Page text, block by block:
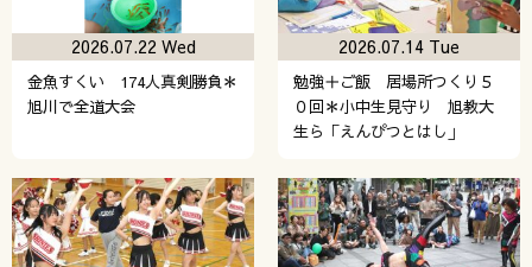
金魚すくい 174人真剣勝負＊
旭川で全道大会
2026.07.22 Wed
勉強＋ご飯 居場所つくり５
０回＊小中生見守り 旭教大
生ら「えんぴつとはし」
2026.07.14 Tue